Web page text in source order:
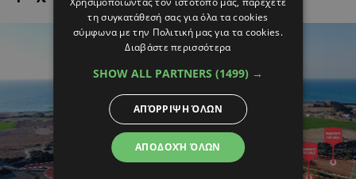
τη συγκατάθεσή σας για όλα τα cookies
σύμφωνα με την Πολιτική μας για τα cookies.
Διαβάστε περισσότερα
SHOW ALL PARTNERS (1499) →
ΑΠΟΔΟΧΉ ΌΛΩΝ
ΑΠΌΡΡΙΨΗ ΌΛΩΝ